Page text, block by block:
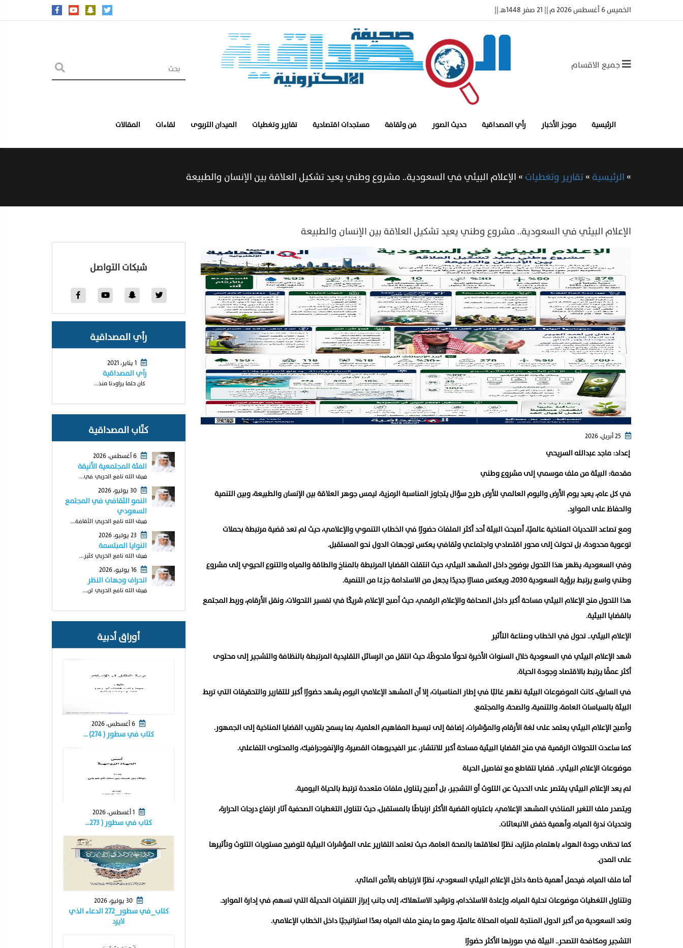
الخميس 6 أغسطس 2026 م || 21 صفر 1448هـ ||
جميع الاقسام
الرئيسية موجز الأخبار رأي المصداقية حديث الصور فن وثقافة مستجدات اقتصادية تقارير وتغطيات الميدان التربوى لقاءات المقالات
»الرئيسية»تقارير وتغطيات»الإعلام البيئي في السعودية.. مشروع وطني يعيد تشكيل العلاقة بين الإنسان والطبيعة
الإعلام البيئي في السعودية.. مشروع وطني يعيد تشكيل العلاقة بين الإنسان والطبيعة
إعداد: ماجد عبدالله السريحي
مقدمة: البيئة من ملف موسمي إلى مشروع وطني
في كل عام، يعيد يوم الأرض واليوم العالمي للأرض طرح سؤال يتجاوز المناسبة الرمزية، ليمس جوهر العلاقة بين الإنسان والطبيعة، وبين التنمية
والحفاظ على الموارد.
ومع تصاعد التحديات المناخية عالميًا، أصبحت البيئة أحد أكثر الملفات حضورًا في الخطاب التنموي والإعلامي، حيث لم تعد قضية مرتبطة بحملات
توعوية محدودة، بل تحولت إلى محور اقتصادي واجتماعي وثقافي يعكس توجهات الدول نحو المستقبل.
وفي السعودية، يظهر هذا التحول بوضوح داخل المشهد البيئي، حيث انتقلت القضايا المرتبطة بالمناخ والطاقة والمياه والتنوع الحيوي إلى مشروع
وطني واسع يرتبط برؤية السعودية 2030، ويعكس مسارًا جديدًا يجعل من الاستدامة جزءًا من التنمية.
هذا التحول منح الإعلام البيئي مساحة أكبر داخل الصحافة والإعلام الرقمي، حيث أصبح الإعلام شريكًا في تفسير التحولات، ونقل الأرقام، وربط المجتمع
بالقضايا البيئية.
الإعلام البيئي.. تحول في الخطاب وصناعة التأثير
شهد الإعلام البيئي في السعودية خلال السنوات الأخيرة تحولًا ملحوظًا، حيث انتقل من الرسائل التقليدية المرتبطة بالنظافة والتشجير إلى محتوى
أكثر عمقًا يرتبط بالاقتصاد وجودة الحياة.
في السابق، كانت الموضوعات البيئية تظهر غالبًا في إطار المناسبات، إلا أن المشهد الإعلامي اليوم يشهد حضورًا أكبر للتقارير والتحقيقات التي تربط
البيئة بالسياسات العامة، والتنمية، والصحة، والمجتمع.
وأصبح الإعلام البيئي يعتمد على لغة الأرقام والمؤشرات، إضافة إلى تبسيط المفاهيم العلمية، بما يسمح بتقريب القضايا المناخية إلى الجمهور.
كما ساعدت التحولات الرقمية في منح القضايا البيئية مساحة أكبر للانتشار، عبر الفيديوهات القصيرة، والإنفوجرافيك، والمحتوى التفاعلي.
موضوعات الإعلام البيئي.. قضايا تتقاطع مع تفاصيل الحياة
لم يعد الإعلام البيئي يقتصر على الحديث عن التلوث أو التشجير، بل أصبح يتناول ملفات متعددة ترتبط بالحياة اليومية.
ويتصدر ملف التغير المناخي المشهد الإعلامي، باعتباره القضية الأكثر ارتباطًا بالمستقبل، حيث تتناول التغطيات الصحفية آثار ارتفاع درجات الحرارة،
وتحديات ندرة المياه، وأهمية خفض الانبعاثات.
كما تحظى جودة الهواء باهتمام متزايد، نظرًا لعلاقتها بالصحة العامة، حيث تعتمد التقارير على المؤشرات البيئية لتوضيح مستويات التلوث وتأثيرها
على المدن.
أما ملف المياه، فيحمل أهمية خاصة داخل الإعلام البيئي السعودي، نظرًا لارتباطه بالأمن المائي.
وتتناول التغطيات موضوعات تحلية المياه، وإعادة الاستخدام، وترشيد الاستهلاك، إلى جانب إبراز التقنيات الحديثة التي تسهم في إدارة الموارد.
وتعد السعودية من أكبر الدول المنتجة للمياه المحلاة عالميًا، وهو ما يمنح ملف المياه بعدًا استراتيجيًا داخل الخطاب الإعلامي.
التشجير ومكافحة التصحر.. البيئة في صورتها الأكثر حضورًا
شبكات التواصل
رأي المصداقية
رآي المصداقية
كان حلما يراودنا منذ...
كتّاب المصداقية
الفئة المجتمعية الأنيقة
ضيف الله نافع الحربي في...
النمو الثقافي في المجتمع
السعودي
ضيف الله نافع الحربي الثقافة...
النوايا المبتسمة
ضيف الله نافع الحربي كثير...
انحراف وجهات النظر
ضيف الله نافع الحربي لن...
أوراق أدبية
كتاب في سطور ( ٢٧٤) …
1 أغسطس، 2026
كتاب في سطور ( ٢٧٣…
كتاب_في سطور_٢٧٢ الدعاء الذي
لايرد